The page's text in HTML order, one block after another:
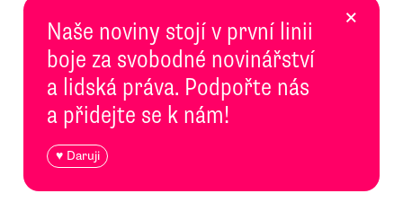
Naše noviny stojí v první linii
boje za svobodné novinářství
a lidská práva. Podpořte nás
a přidejte se k nám!
♥ Daruji
×